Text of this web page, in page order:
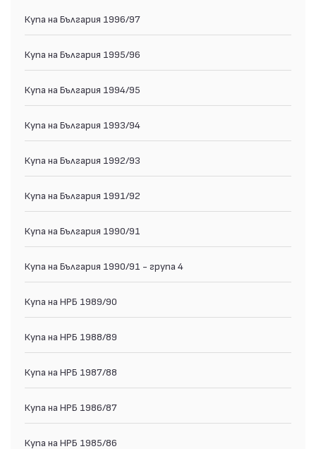
Купа на България 1996/97
Купа на България 1995/96
Купа на България 1994/95
Купа на България 1993/94
Купа на България 1992/93
Купа на България 1991/92
Купа на България 1990/91
Купа на България 1990/91 - група 4
Купа на НРБ 1989/90
Купа на НРБ 1988/89
Купа на НРБ 1987/88
Купа на НРБ 1986/87
Купа на НРБ 1985/86